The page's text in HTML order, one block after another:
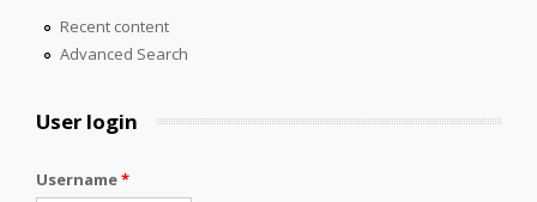
Recent content
Advanced Search
User login
Username*